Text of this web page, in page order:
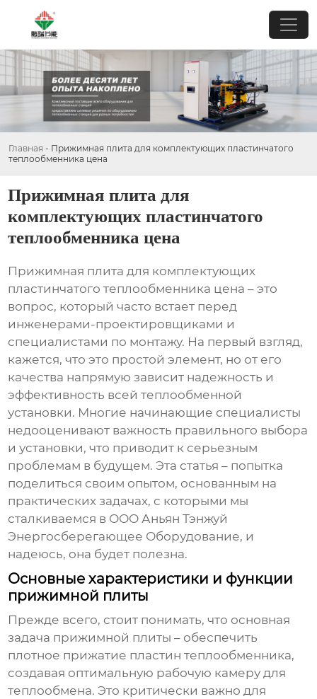
Главная - Прижимная плита для комплектующих пластинчатого
теплообменника цена
Прижимная плита для
комплектующих пластинчатого
теплообменника цена
Прижимная плита для комплектующих
пластинчатого теплообменника цена – это
вопрос, который часто встает перед
инженерами-проектировщиками и
специалистами по монтажу. На первый взгляд,
кажется, что это простой элемент, но от его
качества напрямую зависит надежность и
эффективность всей теплообменной
установки. Многие начинающие специалисты
недооценивают важность правильного выбора
и установки, что приводит к серьезным
проблемам в будущем. Эта статья – попытка
поделиться своим опытом, основанным на
практических задачах, с которыми мы
сталкиваемся в ООО Аньян Тэнжуй
Энергосберегающее Оборудование, и
надеюсь, она будет полезна.
Основные характеристики и функции
прижимной плиты
Прежде всего, стоит понимать, что основная
задача прижимной плиты – обеспечить
плотное прижатие пластин теплообменника,
создавая оптимальную рабочую камеру для
теплообмена. Это критически важно для